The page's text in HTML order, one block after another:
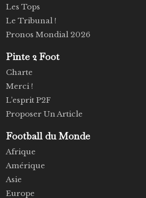
Les Tops
Le Tribunal !
Pronos Mondial 2026
Pinte 2 Foot
Charte
Merci !
L’esprit P2F
Proposer Un Article
Football du Monde
Afrique
Amérique
Asie
Europe